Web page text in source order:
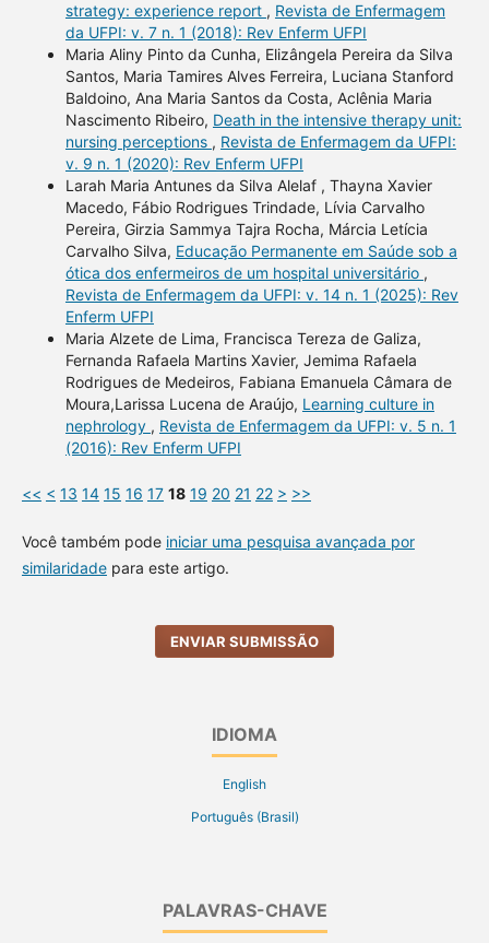
strategy: experience report , Revista de Enfermagem
da UFPI: v. 7 n. 1 (2018): Rev Enferm UFPI
Maria Aliny Pinto da Cunha, Elizângela Pereira da Silva
Santos, Maria Tamires Alves Ferreira, Luciana Stanford
Baldoino, Ana Maria Santos da Costa, Aclênia Maria
Nascimento Ribeiro, Death in the intensive therapy unit:
nursing perceptions , Revista de Enfermagem da UFPI:
v. 9 n. 1 (2020): Rev Enferm UFPI
Larah Maria Antunes da Silva Alelaf , Thayna Xavier
Macedo, Fábio Rodrigues Trindade, Lívia Carvalho
Pereira, Girzia Sammya Tajra Rocha, Márcia Letícia
Carvalho Silva, Educação Permanente em Saúde sob a
ótica dos enfermeiros de um hospital universitário ,
Revista de Enfermagem da UFPI: v. 14 n. 1 (2025): Rev
Enferm UFPI
Maria Alzete de Lima, Francisca Tereza de Galiza,
Fernanda Rafaela Martins Xavier, Jemima Rafaela
Rodrigues de Medeiros, Fabiana Emanuela Câmara de
Moura,Larissa Lucena de Araújo, Learning culture in
nephrology , Revista de Enfermagem da UFPI: v. 5 n. 1
(2016): Rev Enferm UFPI
<< < 13 14 15 16 17 18 19 20 21 22 > >>
Você também pode iniciar uma pesquisa avançada por
similaridadepara este artigo.
ENVIAR SUBMISSÃO
IDIOMA
English
Português (Brasil)
PALAVRAS-CHAVE